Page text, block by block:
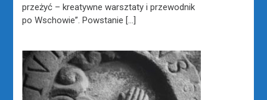
przeżyć – kreatywne warsztaty i przewodnik
po Wschowie”. Powstanie […]